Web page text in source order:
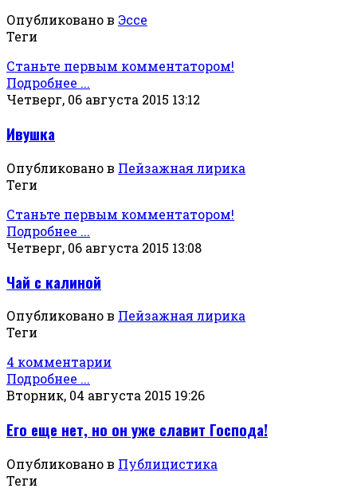
Опубликовано в Эссе
Теги
Станьте первым комментатором!
Подробнее ...
Четверг, 06 августа 2015 13:12
Ивушка
Опубликовано в Пейзажная лирика
Теги
Станьте первым комментатором!
Подробнее ...
Четверг, 06 августа 2015 13:08
Чай с калиной
Опубликовано в Пейзажная лирика
Теги
4 комментарии
Подробнее ...
Вторник, 04 августа 2015 19:26
Его еще нет, но он уже славит Господа!
Опубликовано в Публицистика
Теги